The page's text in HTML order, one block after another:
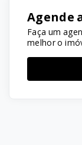
Agende
Faça um
melhor o